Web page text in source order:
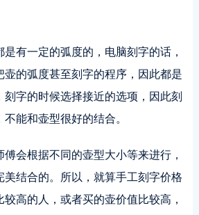
有一定的弧度的，电脑刻字的话，
壶的弧度甚至刻字的程序，因此都是
刻字的时候选择接近的选项，因此刻
能和壶型很好的结合。
会根据不同的壶型大小等来进行，
美结合的。所以，就算手工刻字价格
高的人，或者买的壶价值比较高，